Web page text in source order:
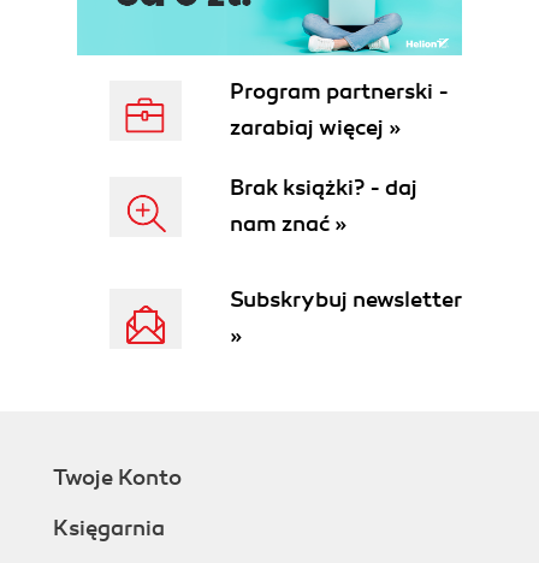
Program partnerski -
zarabiaj więcej »
Brak książki? - daj
nam znać »
Subskrybuj newsletter
»
Twoje Konto
Księgarnia